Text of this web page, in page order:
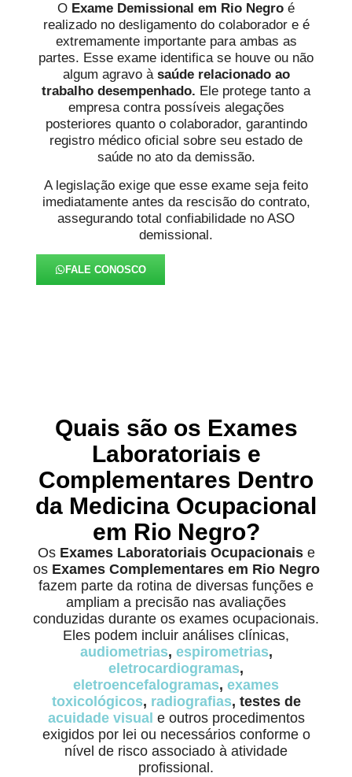
O Exame Demissional em Rio Negro é
realizado no desligamento do colaborador e é
extremamente importante para ambas as
partes. Esse exame identifica se houve ou não
algum agravo à saúde relacionado ao
trabalho desempenhado. Ele protege tanto a
empresa contra possíveis alegações
posteriores quanto o colaborador, garantindo
registro médico oficial sobre seu estado de
saúde no ato da demissão.
A legislação exige que esse exame seja feito
imediatamente antes da rescisão do contrato,
assegurando total confiabilidade no ASO
demissional.
FALE CONOSCO
Quais são os Exames
Laboratoriais e
Complementares Dentro
da Medicina Ocupacional
em Rio Negro?
Os Exames Laboratoriais Ocupacionaise
os Exames Complementares em Rio Negro
fazem parte da rotina de diversas funções e
ampliam a precisão nas avaliações
conduzidas durante os exames ocupacionais.
Eles podem incluir análises clínicas,
audiometrias, espirometrias,
eletrocardiogramas,
eletroencefalogramas, exames
toxicológicos, radiografias, testes de
acuidade visual e outros procedimentos
exigidos por lei ou necessários conforme o
nível de risco associado à atividade
profissional.